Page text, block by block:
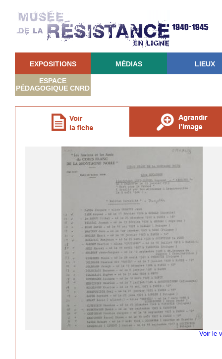
EXPOSITIONS MÉDIAS LIEUX
ESPACE
PÉDAGOGIQUE CNRD
Voir le